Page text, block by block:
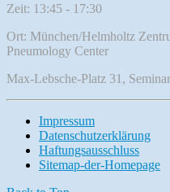
Zeit: 13:45 - 17:30
Ort: München/Helmholtz
Pneumology Center
Max-Lebsche-Platz 31,
Impressum
Datenschutzerklärung
Haftungsausschluss
Sitemap-der-Homepage